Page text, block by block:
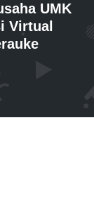
UMK
Virtual